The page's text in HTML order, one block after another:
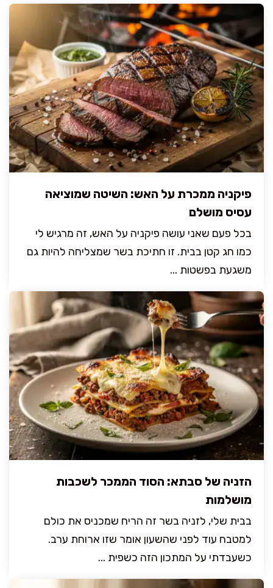
פיקניה ממכרת על האש: השיטה שמוציאה
עסיס מושלם
בכל פעם שאני עושה פיקניה על האש, זה מרגיש לי
כמו חג קטן בבית. זו חתיכת בשר שמצליחה להיות גם
משגעת בפשטות ...
הזניה של סבתא: הסוד הממכר לשכבות
מושלמות
בבית שלי, לזניה בשר זה הריח שמכניס את כולם
למטבח עוד לפני שהשעון אומר שזו ארוחת ערב.
כשעבדתי על המתכון הזה כשפית ...